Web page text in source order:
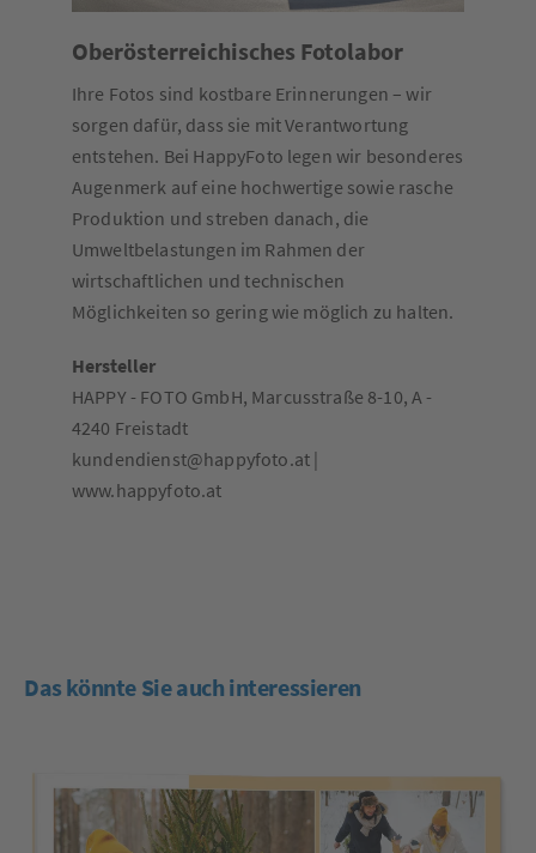
Oberösterreichisches Fotolabor
Ihre Fotos sind kostbare Erinnerungen – wir
sorgen dafür, dass sie mit Verantwortung
entstehen. Bei HappyFoto legen wir besonderes
Augenmerk auf eine hochwertige sowie rasche
Produktion und streben danach, die
Umweltbelastungen im Rahmen der
wirtschaftlichen und technischen
Möglichkeiten so gering wie möglich zu halten.
Hersteller
HAPPY - FOTO GmbH, Marcusstraße 8-10, A -
4240 Freistadt
kundendienst@happyfoto.at |
www.happyfoto.at
Das könnte Sie auch interessieren